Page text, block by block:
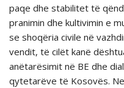
paqe dhe stabilitet të
pranimin dhe kultivimin e
se shoqёria civile nё
vendit, të cilët kanë
anëtarësimit në BE dhe
qytetarëve të Kosovës.